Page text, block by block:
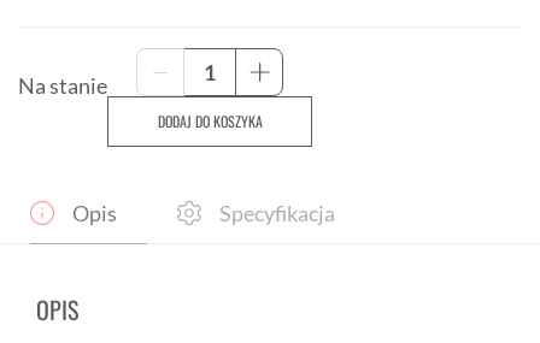
Na stanie -
ilość
Baton
energetyczny
C30
Fuel
NEVERSECOND
47g
+
DODAJ DO KOSZYKA
Opis Specyfikacja
OPIS